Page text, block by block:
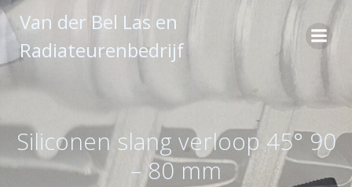
Ga
naar
inhoud
Van der Bel Las en
Radiateurenbedrijf
Siliconen slang verloop 45° 90
– 80 mm